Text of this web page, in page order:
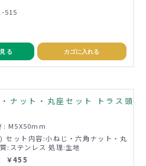
515
る カゴに入れる
ナット・丸座セット トラス頭
: M5X50mm
セット内容:小ねじ・六角ナット・丸
:ステンレス 処理:生地
￥455